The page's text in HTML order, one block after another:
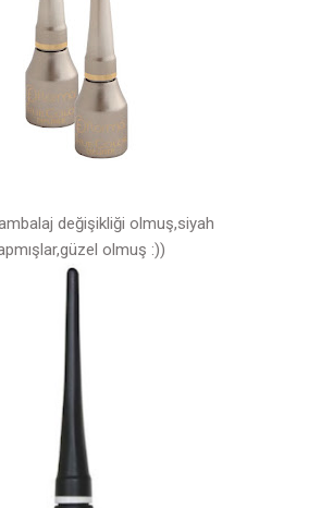
ambalaj değişikliği olmuş,siyah
olmuş :))